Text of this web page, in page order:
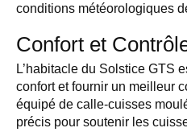
conditions météorologiques
Confort et
L’habitacle du Solstice GTS
confort et fournir un meilleur
équipé de calle-cuisses
précis pour soutenir les